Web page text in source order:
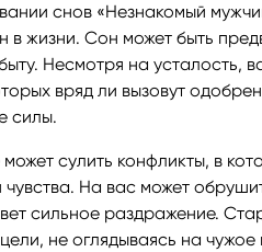
снов «Незнакомый
в жизни. Сон может быть
Несмотря на усталость,
вряд ли вызовут
силы.
сулить конфликты, в
На вас может
сильное раздражение.
не оглядываясь на чужое